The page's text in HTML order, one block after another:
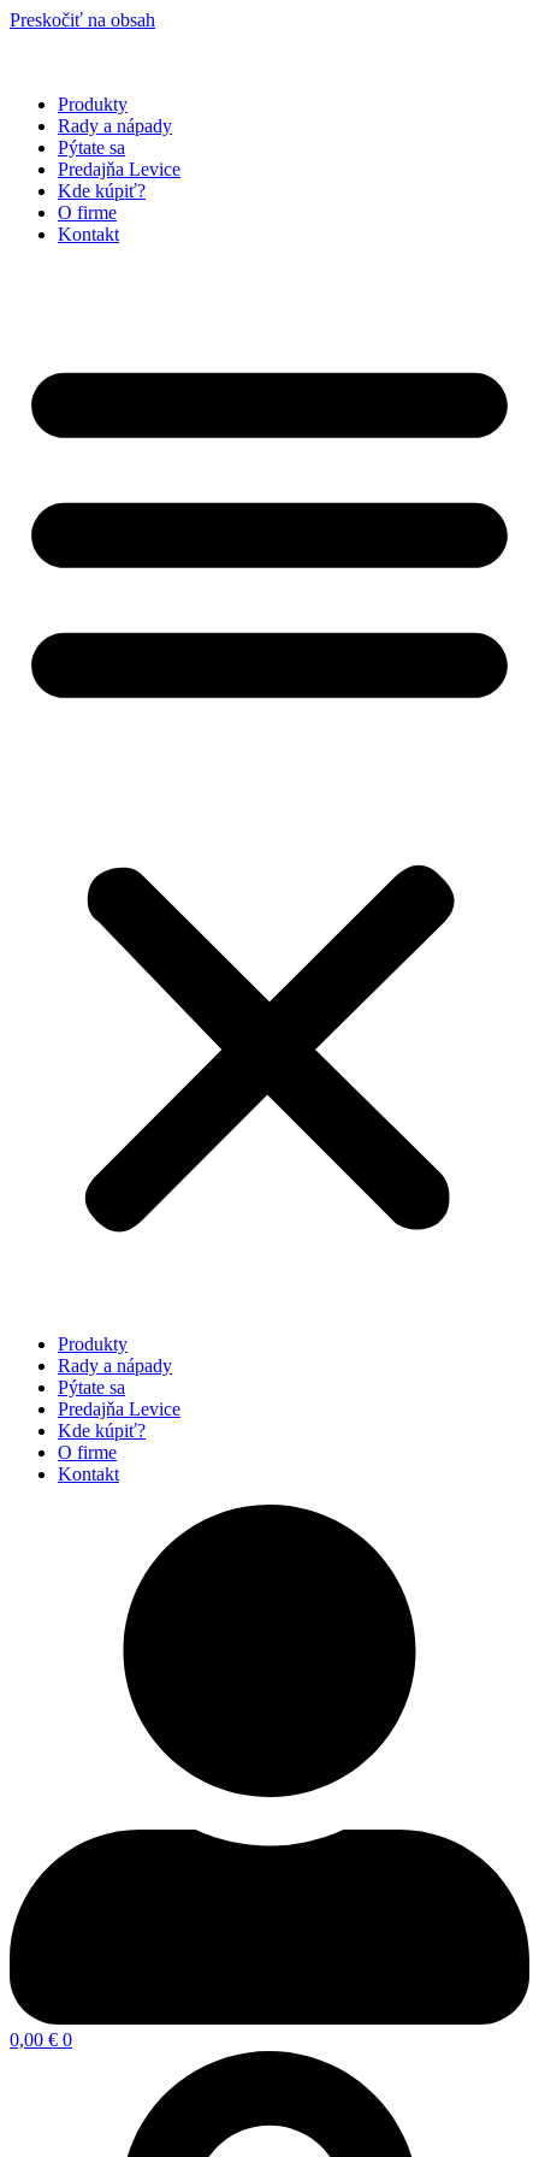
Preskočiť na obsah
Produkty
Rady a nápady
Pýtate sa
Predajňa Levice
Kde kúpiť?
O firme
Kontakt
Produkty
Rady a nápady
Pýtate sa
Predajňa Levice
Kde kúpiť?
O firme
Kontakt
0,00 € 0